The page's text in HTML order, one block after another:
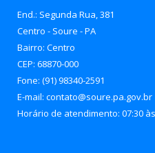
End.: Segunda Rua, 381
Centro - Soure - PA
Bairro: Centro
CEP: 68870-000
Fone: (91) 98340-2591
E-mail: contato@soure.pa.gov.br
Horário de atendimento: 07:30